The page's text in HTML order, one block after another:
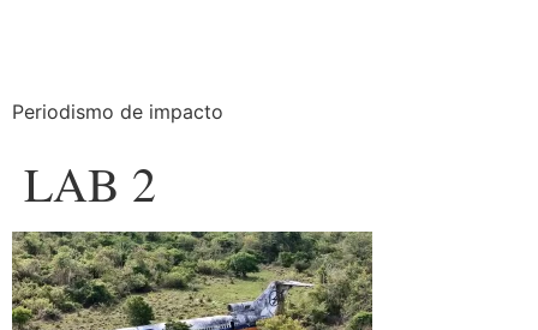
Periodismo de impacto
LAB 2